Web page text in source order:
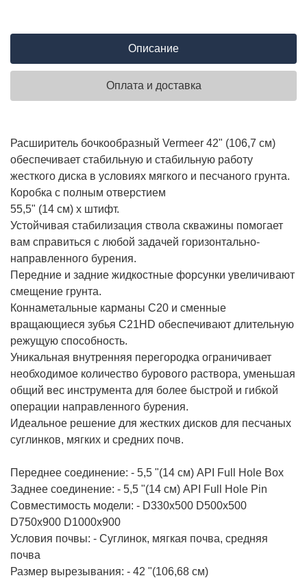
Описание
Оплата и доставка
Расширитель бочкообразный Vermeer 42" (106,7 см)
обеспечивает стабильную и стабильную работу
жесткого диска в условиях мягкого и песчаного грунта.
Коробка с полным отверстием
55,5" (14 см) x штифт.
Устойчивая стабилизация ствола скважины помогает
вам справиться с любой задачей горизонтально-
направленного бурения.
Передние и задние жидкостные форсунки увеличивают
смещение грунта.
Коннаметальные карманы C20 и сменные
вращающиеся зубья C21HD обеспечивают длительную
режущую способность.
Уникальная внутренняя перегородка ограничивает
необходимое количество бурового раствора, уменьшая
общий вес инструмента для более быстрой и гибкой
операции направленного бурения.
Идеальное решение для жестких дисков для песчаных
суглинков, мягких и средних почв.
Переднее соединение: - 5,5 "(14 см) API Full Hole Box
Заднее соединение: - 5,5 "(14 см) API Full Hole Pin
Совместимость модели: - D330x500 D500x500
D750x900 D1000x900
Условия почвы: - Суглинок, мягкая почва, средняя
почва
Размер вырезывания: - 42 "(106,68 см)